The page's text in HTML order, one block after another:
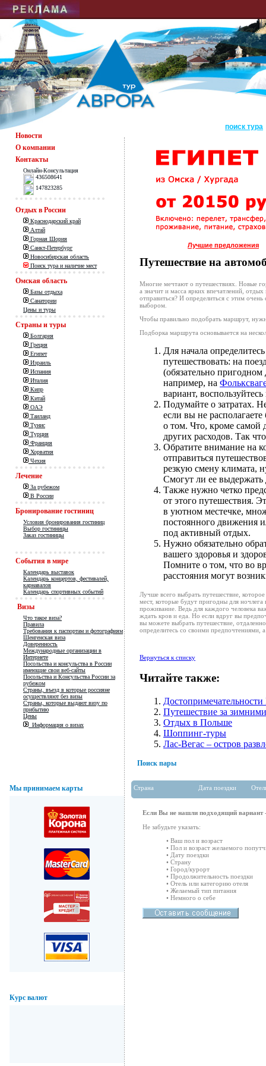
поиск тура
Новости
О компании
Контакты
Онлайн-Консультация
436508641
147823285
Отдых в России
Краснодарский край
Алтай
Горная Шория
Санкт-Петербург
Новосибирская область
Поиск тура и наличие мест
Омская область
Базы отдыха
Санатории
Цены и туры
Страны и туры
Болгария
Греция
Египет
Израиль
Испания
Италия
Кипр
Китай
ОАЭ
Таиланд
Тунис
Турция
Франция
Хорватия
Чехия
Лечение
За рубежом
В России
Бронирование гостиниц
Условия бронирования гостиниц
Выбор гостиницы
Заказ гостиницы
События в мире
Календарь выставок
Календарь концертов, фестивалей,
карнавалов
Календарь спортивных событий
Визы
Что такое виза?
Правила
Требования к паспортам и фотографиям
Шенгенская виза
Доверенность
Международные организации в
Интернете
Посольства и консульства в России
имеющие свои веб-сайты
Посольства и Консульства России за
рубежом
Страны, въезд в которые россияне
осуществляют без визы
Страны, которые выдают визу по
прибытию
Цены
Информация о визах
Мы принимаем карты
Курс валют
Лучшие предложения
Путешествие на
Многие мечтают о путешествиях. Новые
а значит и масса ярких впечатлений,
отправиться? И определиться с этим
выбором.
Чтобы правильно подобрать маршрут,
Подборка маршрута основывается на
Для начала
путешествовать: на
(обязательно
например, на
вариант,
Подумайте о затратах.
если вы не
о том. Что, кроме самой
других расходов. Так
Обратите внимание на
отправиться
резкую смену климата,
Смогут ли ее
Также нужно четко
от этого путешествия.
в уютном местечке,
постоянного движения
под активный отдых.
Нужно обязательно
вашего здоровья и
Помните о том, что во
расстояния могут
Лучше всего выбрать путешествие,
мест, которые будут пригодны для ночлега
проживание. Ведь для каждого человека
ждать кров и еда. Но если вдруг вы
вы можете выбрать путешествие,
определитесь со своими предпочтениями,
Вернуться к списку
Читайте также:
Путешествие за
Отдых в Польше
Шоппинг-туры
Лас-Вегас – остров
Поиск пары
Страна Дата поездки
Если Вы не нашли подходящий вариант
Не забудьте указать:
• Ваш пол и возраст
• Пол и возраст желаемого
• Дату поездки
• Страну
• Город/курорт
• Продолжительность поездки
• Отель или категорию отеля
• Желаемый тип питания
• Немного о себе